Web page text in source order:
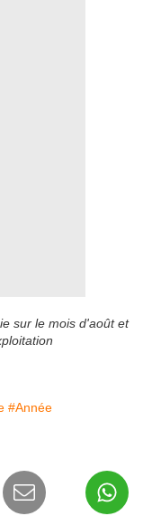
sur le mois d'août et
#Année